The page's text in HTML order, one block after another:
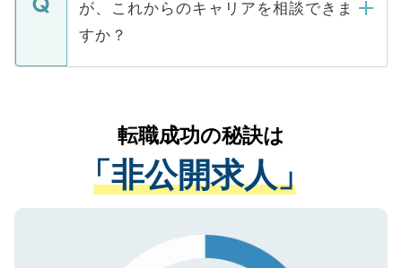
みを人材紹介会社に依頼するケースが増え
ています。
ご本人のキャリアアップおよび転職活動の
支援を目的に使用いたします。お預かりし
ているすべての個人データはご本人の許可
は、個人情報の取り扱いについての厳密な
管理基準を満たした事業者のみに付与され
る、プライバシーマークを取得済みです。
で、機密保持に関してもご安心ください。
が、これからのキャリアを相談できま
すか？
かがいして、現在の医療機関の状況や紹介
経験をまじえながら、適切なアドバイスを
させていただきます。すぐにご転職をされ
ない方には、長期的なサポートが可能です
ので、まずはご登録ください。
転職成功の秘訣は
「非公開求人」